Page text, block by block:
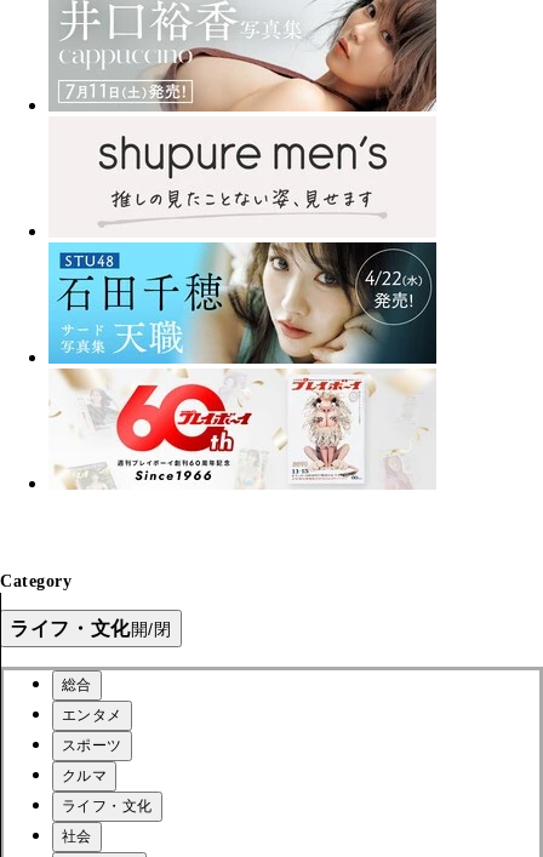
Category
ライフ・文化開/閉
総合
エンタメ
スポーツ
クルマ
ライフ・文化
社会